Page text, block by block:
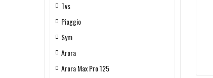
Tvs
Piaggio
Sym
Arora
Arora Max Pro 125